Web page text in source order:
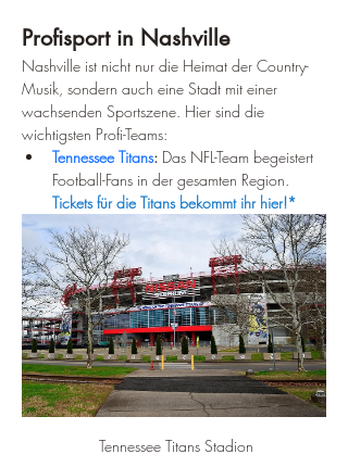
Profisport in Nashville
Nashville ist nicht nur die Heimat der Country-
Musik, sondern auch eine Stadt mit einer
wachsenden Sportszene. Hier sind die
wichtigsten Profi-Teams:
Tennessee Titans: Das NFL-Team begeistert
Football-Fans in der gesamten Region.
Tickets für die Titans bekommt ihr hier!*
Tennessee Titans Stadion